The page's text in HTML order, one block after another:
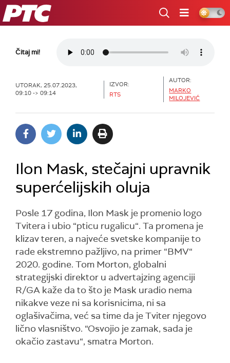
RTS
Čitaj mi!
UTORAK, 25.07.2023,
09:10 -> 09:14
IZVOR:
RTS
AUTOR:
MARKO
MILOJEVIĆ
Ilon Mask, stečajni upravnik
superćelijskih oluja
Posle 17 godina, Ilon Mask je promenio logo
Tvitera i ubio “pticu rugalicu“. Ta promena je
klizav teren, a najveće svetske kompanije to
rade ekstremno pažljivo, na primer “BMV“
2020. godine. Tom Morton, globalni
strategijski direktor u advertajzing agenciji
R/GA kaže da to što je Mask uradio nema
nikakve veze ni sa korisnicima, ni sa
oglašivačima, već sa time da je Tviter njegovo
lično vlasništvo. “Osvojio je zamak, sada je
okačio zastavu“, smatra Morton.